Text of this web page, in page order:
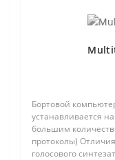
Бортовой
устанавливается
большим
протоколы)
голосового